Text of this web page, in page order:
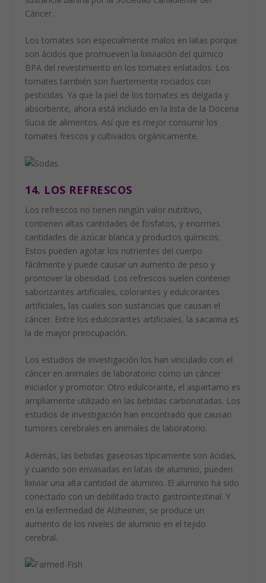
Cáncer.
Los tomates son especialmente malos en latas porque
son ácidos que promueven la lixiviación del químico
BPA del revestimiento en los tomates enlatados. Los
tomates también son fuertemente rociados con
pesticidas. Ya que la piel de los tomates es delgada y
absorbente, ahora está incluido en la lista de la Docena
Sucia de alimentos. Así que es mejor consumir los
tomates frescos y cultivados orgánicamente.
14. LOS REFRESCOS
Los refrescos no tienen ningún valor nutritivo,
contienen altas cantidades de fosfatos, y enormes
cantidades de azúcar blanca y productos químicos.
Estos pueden agotar los nutrientes del cuerpo
fácilmente y puede causar un aumento de peso y
promover la obesidad. Los refrescos suelen contener
saborizantes artificiales, colorantes y edulcorantes
artificiales, las cuales son sustancias que causan el
cáncer. Entre los edulcorantes artificiales, la sacarina es
la de mayor preocupación.
Los estudios de investigación los han vinculado con el
cáncer en animales de laboratorio como un cáncer
iniciador y promotor. Otro edulcorante, el aspartamo es
ampliamente utilizado en las bebidas carbonatadas. Los
estudios de investigación han encontrado que causan
tumores cerebrales en animales de laboratorio.
Además, las bebidas gaseosas típicamente son ácidas,
y cuando son envasadas en latas de aluminio, pueden
lixiviar una alta cantidad de aluminio. El aluminio ha sido
conectado con un debilitado tracto gastrointestinal. Y
en la enfermedad de Alzheimer, se produce un
aumento de los niveles de aluminio en el tejido
cerebral.